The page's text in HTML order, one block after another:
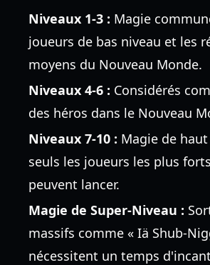
Niveaux 1-3 : Magie
joueurs de bas niveau et les
moyens du Nouveau Monde.
Niveaux 4-6 : Considérés
des héros dans le Nouveau
Niveaux 7-10 : Magie de
seuls les joueurs les plus
peuvent lancer.
Magie de Super-Niveau :
massifs comme « Iä Shub-
nécessitent un temps